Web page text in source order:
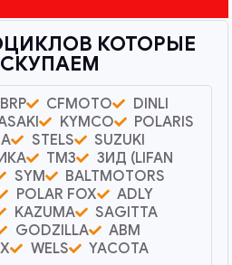
КОТОРЫЕ
BRP CFMOTO
DINLI
KYMCO
POLARIS
STELS
SUZUKI
ТМЗ
ЗИД (LIFAN
SYM
BALTMOTORS
POLAR FOX
ADLY
KAZUMA
SAGITTA
GODZILLA
ABM
WELS
YACOTA